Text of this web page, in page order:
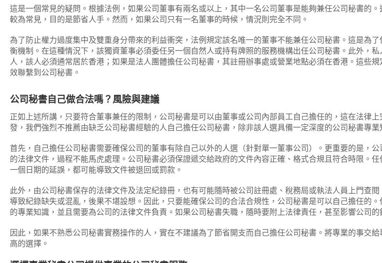
這是一個常見的疑問。根據法例，如果公司董事有兩名或以上，其中一名公司董事是能夠兼任公司秘書的
較為常見，目的是節省人手。然而，如果公司只有一名董事的時候，情況則完全不同。
為了防止權力過度集中及雙重身分帶來的利益衝突，法例規定該名唯一的董事不能兼任公司秘書。這是為
衡機制。在這種情況下，該獨資董事必須委任另一個自然人或持有牌照的服務機構出任公司秘書。此外，
人，該人必須通常居於香港；如果是法人團體擔任公司秘書，其註冊辦事處或營業地點必須在香港。這些
效聯繫到公司秘書。
公司秘書自己做合法嗎？風險與建議
正如上述所講，只要符合董事兼任的限制，公司秘書是可以由董事或公司內部員工自己擔任的，這在法律
發，我們強烈不推薦由缺乏公司秘書經驗的人自己擔任公司秘書，除非該人選具備一定深度的公司秘書專業
首先，自己擔任公司秘書需要確保公司的董事有除自己以外的人選（針對單一董事公司）。更重要的是，
的法律文件，過程不能馬虎處理。公司秘書必須保證遞交給政府的文件內容正確、格式合規且符合時限。
一個日期的延誤，都可能導致文件被退回或罰款。
此外，由公司秘書保存的法律文件及法定紀錄冊，也有可能隨時被公司註冊處、稅務局或執法人員上門查
導致紀錄缺失或混亂，後果不堪設想。因此，只要能確保公司的合法合規性，公司秘書是可以自己擔任的
的專業知識，並且需要為公司的法律文件負責。如果公司秘書失職，隨時要附上法律責任，甚至影響公司的
因此，如果不熟悉公司秘書實務操作的人，實在不建議為了節省開支而自己擔任公司秘書。將專業的事交
高的選擇。